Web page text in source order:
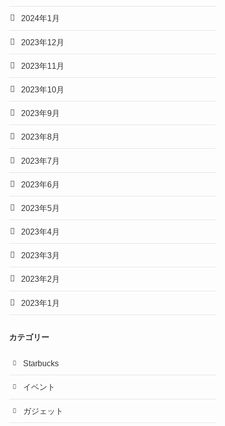
2024年1月
2023年12月
2023年11月
2023年10月
2023年9月
2023年8月
2023年7月
2023年6月
2023年5月
2023年4月
2023年3月
2023年2月
2023年1月
カテゴリー
Starbucks
イベント
ガジェット